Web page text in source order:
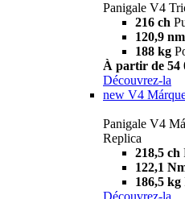
Panigale V4
216 ch
120,9 nm
188 kg
À partir de 54
Découvrez-la
new V4
Panigale V4
Replica
218,5 ch
122,1
186,5 kg
Découvrez-la